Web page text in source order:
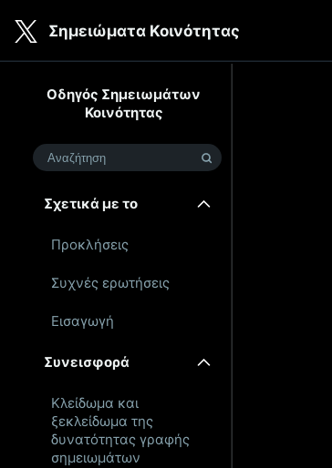
Σημειώματα Κοινότητας
Οδηγός Σημειωμάτων
Κοινότητας
Αναζήτηση
Σχετικά με το
Προκλήσεις
Συχνές ερωτήσεις
Εισαγωγή
Συνεισφορά
Κλείδωμα και
ξεκλείδωμα της
δυνατότητας γραφής
σημειωμάτων